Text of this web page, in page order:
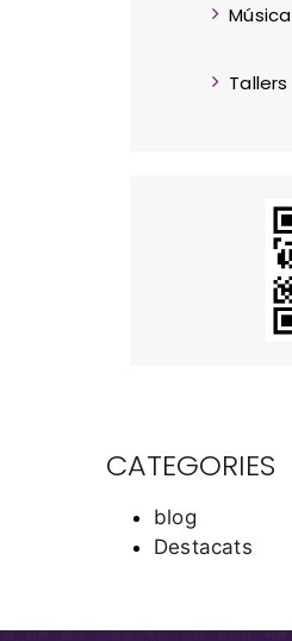
Música
Tallers
CATEGORIES
blog
Destacats